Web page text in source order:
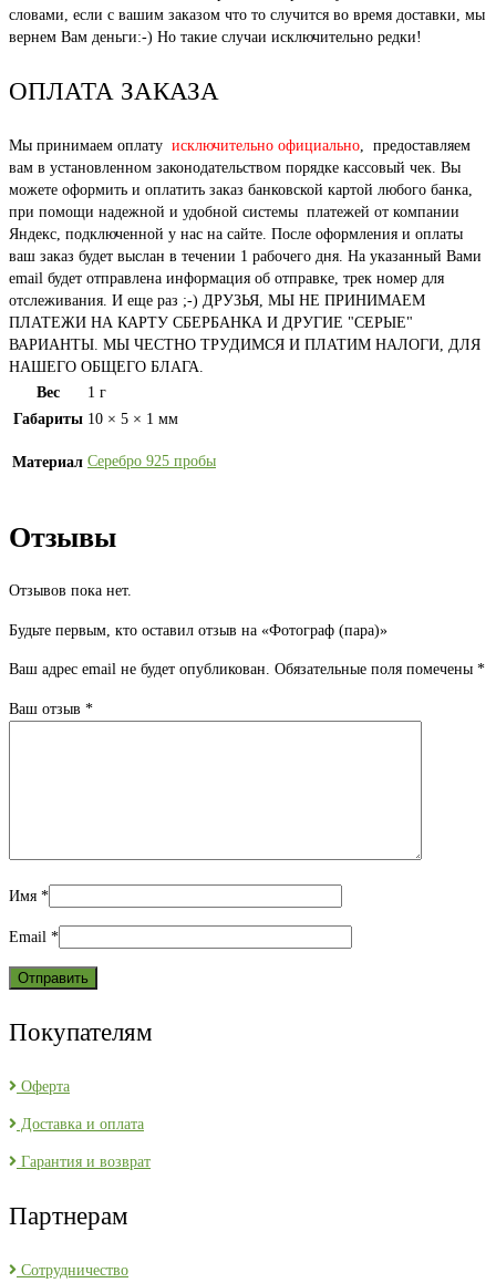
словами, если с вашим заказом что то случится во время доставки, мы
вернем Вам деньги:-) Но такие случаи исключительно редки!
ОПЛАТА ЗАКАЗА
Мы принимаем оплату исключительно официально, предоставляем
вам в установленном законодательством порядке кассовый чек. Вы
можете оформить и оплатить заказ банковской картой любого банка,
при помощи надежной и удобной системы платежей от компании
Яндекс, подключенной у нас на сайте. После оформления и оплаты
ваш заказ будет выслан в течении 1 рабочего дня. На указанный Вами
email будет отправлена информация об отправке, трек номер для
отслеживания. И еще раз ;-) ДРУЗЬЯ, МЫ НЕ ПРИНИМАЕМ
ПЛАТЕЖИ НА КАРТУ СБЕРБАНКА И ДРУГИЕ "СЕРЫЕ"
ВАРИАНТЫ. МЫ ЧЕСТНО ТРУДИМСЯ И ПЛАТИМ НАЛОГИ, ДЛЯ
НАШЕГО ОБЩЕГО БЛАГА.
Вес
1 г
Габариты 10 × 5 × 1 мм
Материал Серебро 925 пробы
Отзывы
Отзывов пока нет.
Будьте первым, кто оставил отзыв на «Фотограф (пара)»
Ваш адрес email не будет опубликован. Обязательные поля помечены *
Ваш отзыв *
Имя *
Email *
Покупателям
Оферта
Доставка и оплата
Гарантия и возврат
Партнерам
Сотрудничество